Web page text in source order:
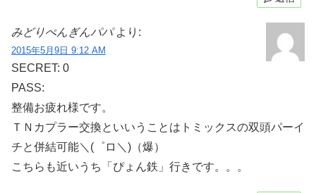
みどりぺんぎんパパ より:
2015年5月9日 9:12 AM
SECRET: 0
PASS:
整備お疲れ様です。
ＴＮカプラー交換といいうことはトミックスの双頭パーイ
チと併結可能＼(゜ロ＼)（爆）
こちらも近いうち「ぴょん鉄」行きです。。。